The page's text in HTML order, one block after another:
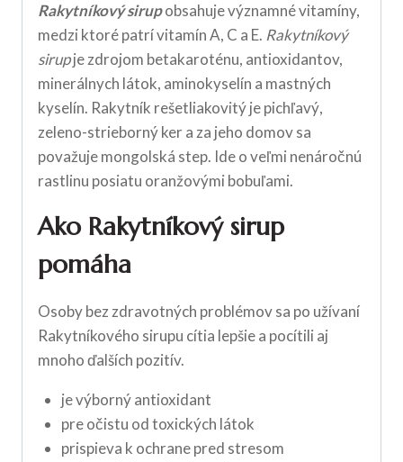
Rakytníkový sirupobsahuje významné vitamíny,
medzi ktoré patrí vitamín A, C a E. Rakytníkový
sirupje zdrojom betakaroténu, antioxidantov,
minerálnych látok, aminokyselín a mastných
kyselín. Rakytník rešetliakovitý je pichľavý,
zeleno-strieborný ker a za jeho domov sa
považuje mongolská step. Ide o veľmi nenáročnú
rastlinu posiatu oranžovými bobuľami.
Ako Rakytníkový sirup
pomáha
Osoby bez zdravotných problémov sa po užívaní
Rakytníkového sirupu cítia lepšie a pocítili aj
mnoho ďalších pozitív.
je výborný antioxidant
pre očistu od toxických látok
prispieva k ochrane pred stresom